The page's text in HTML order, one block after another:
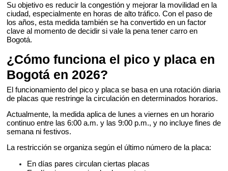
Su objetivo es reducir la congestión y mejorar la movilidad en la
ciudad, especialmente en horas de alto tráfico. Con el paso de
los años, esta medida también se ha convertido en un factor
clave al momento de decidir si vale la pena tener carro en
Bogotá.
¿Cómo funciona el pico y placa en
Bogotá en 2026?
El funcionamiento del pico y placa se basa en una rotación diaria
de placas que restringe la circulación en determinados horarios.
Actualmente, la medida aplica de lunes a viernes en un horario
continuo entre las 6:00 a.m. y las 9:00 p.m., y no incluye fines de
semana ni festivos.
La restricción se organiza según el último número de la placa:
En días pares circulan ciertas placas